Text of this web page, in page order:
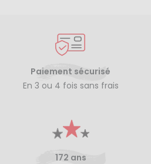
Paiement sécurisé
En 3 ou 4 fois sans frais
172 ans